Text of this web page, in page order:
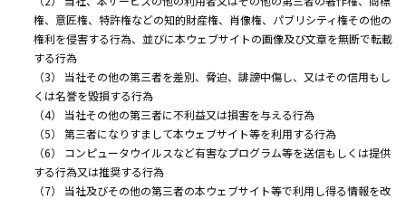
権、意匠権、特許権などの知的財産権、肖像権、パブリシティ権その他の
権利を侵害する行為、並びに本ウェブサイトの画像及び文章を無断で転載
する行為
（3） 当社その他の第三者を差別、脅迫、誹謗中傷し、又はその信用もし
くは名誉を毀損する行為
（4） 当社その他の第三者に不利益又は損害を与える行為
（5） 第三者になりすまして本ウェブサイト等を利用する行為
（6） コンピュータウイルスなど有害なプログラム等を送信もしくは提供
する行為又は推奨する行為
（7） 当社及びその他の第三者の本ウェブサイト等で利用し得る情報を改